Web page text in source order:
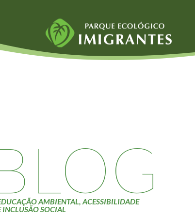
Fauna e Flora
Liquens
Tucano do Bico
Atividades
AMBIENTAL, ACESSIBILIDADE
INCLUSÃO SOCIAL